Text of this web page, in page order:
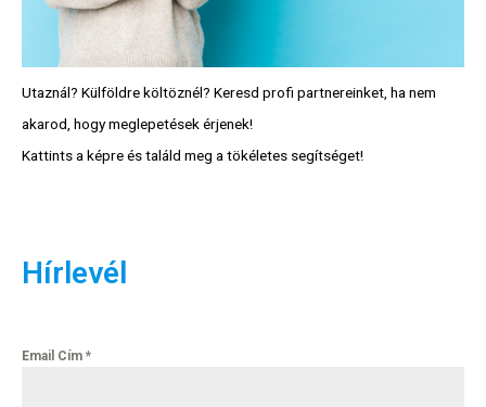
Utaznál? Külföldre költöznél? Keresd profi partnereinket, ha nem
akarod, hogy meglepetések érjenek!
Kattints a képre és találd meg a tökéletes segítséget!
Hírlevél
Email Cím *